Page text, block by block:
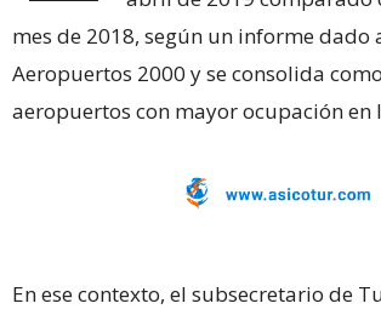
mes de 2018, según un informe dado
Aeropuertos 2000 y se consolida
aeropuertos con mayor ocupación en
En ese contexto, el subsecretario de